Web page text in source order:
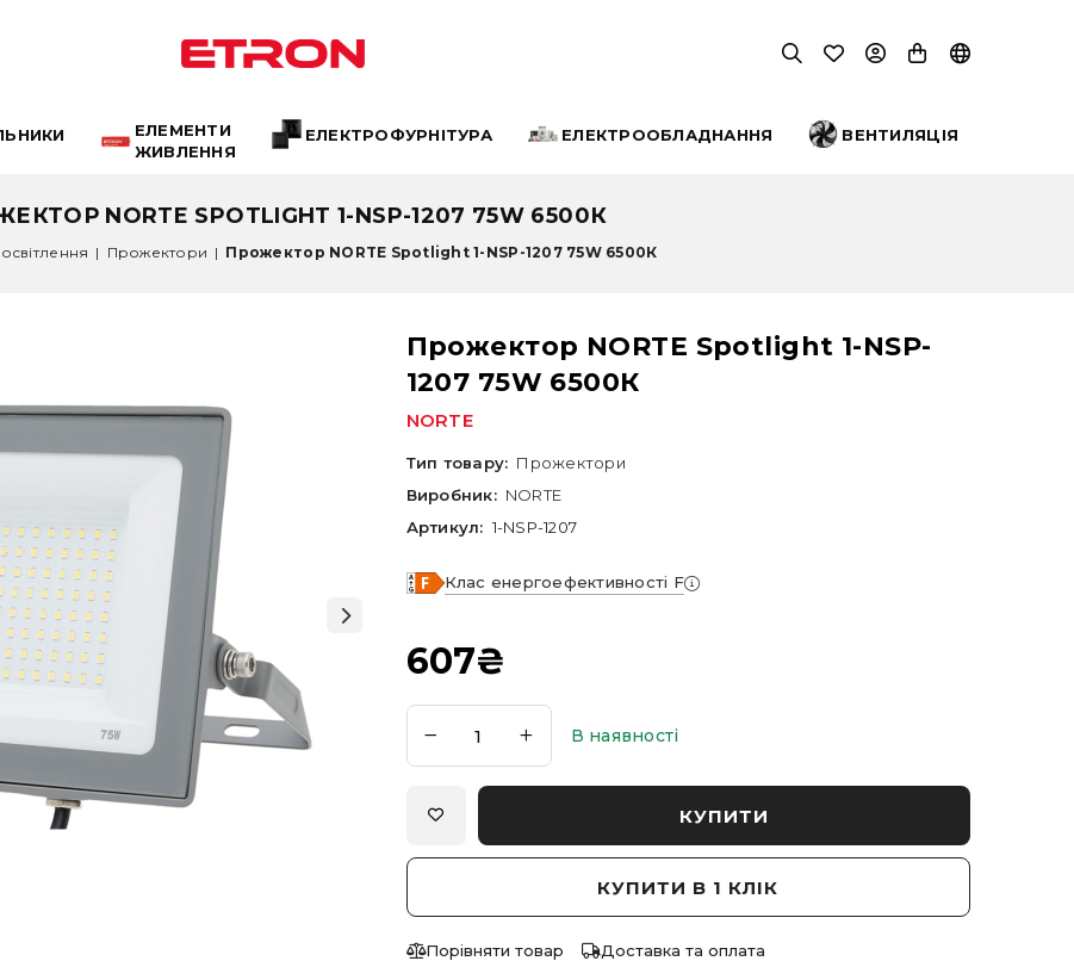
ЕЛЕМЕНТИ
ЖИВЛЕННЯ
ЕЛЕКТРОФУРНІТУРА ЕЛЕКТРООБЛАДНАННЯ ВЕНТИЛЯЦІЯ
NORTE SPOTLIGHT 1-NSP-1207 75W 6500К
| Прожектори | Прожектор NORTE Spotlight 1-NSP-1207 75W 6500К
Прожектор NORTE Spotlight 1-NSP-
1207 75W 6500К
NORTE
Тип товару: Прожектори
Виробник: NORTE
Артикул: 1-NSP-1207
Клас енергоефективності F
607₴
В наявності
КУПИТИ
КУПИТИ В 1 КЛІК
Порівняти товар Доставка та оплата